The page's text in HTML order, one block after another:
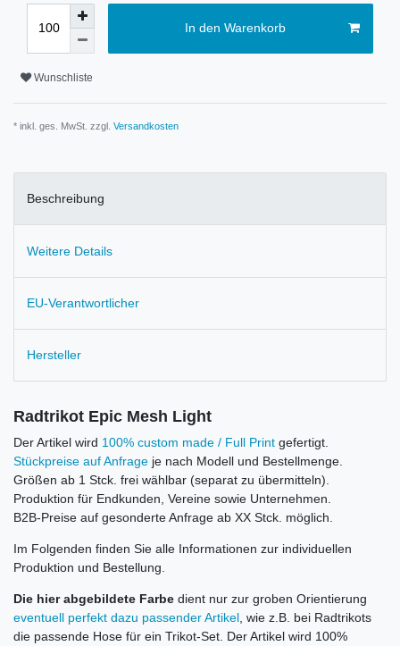
In den Warenkorb
Wunschliste
* inkl. ges. MwSt. zzgl. Versandkosten
Beschreibung
Weitere Details
EU-Verantwortlicher
Hersteller
Radtrikot Epic Mesh Light
Der Artikel wird 100% custom made / Full Print gefertigt.
Stückpreise auf Anfrage je nach Modell und Bestellmenge.
Größen ab 1 Stck. frei wählbar (separat zu übermitteln).
Produktion für Endkunden, Vereine sowie Unternehmen.
B2B-Preise auf gesonderte Anfrage ab XX Stck. möglich.
Im Folgenden finden Sie alle Informationen zur individuellen
Produktion und Bestellung.
Die hier abgebildete Farbe dient nur zur groben Orientierung
eventuell perfekt dazu passender Artikel, wie z.B. bei Radtrikots
die passende Hose für ein Trikot-Set. Der Artikel wird 100%